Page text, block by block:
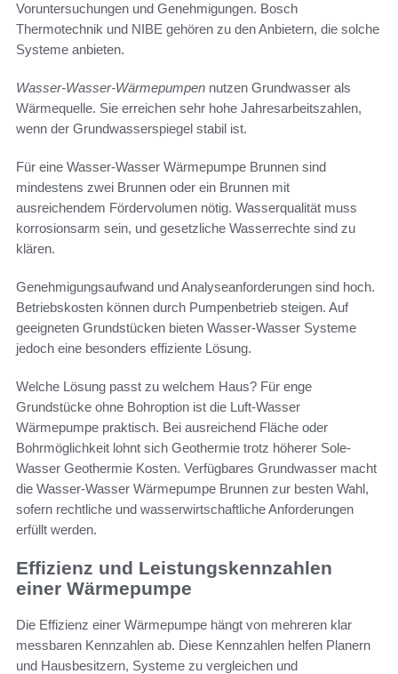
Voruntersuchungen und Genehmigungen. Bosch
Thermotechnik und NIBE gehören zu den Anbietern, die solche
Systeme anbieten.
Wasser-Wasser-Wärmepumpen nutzen Grundwasser als
Wärmequelle. Sie erreichen sehr hohe Jahresarbeitszahlen,
wenn der Grundwasserspiegel stabil ist.
Für eine Wasser-Wasser Wärmepumpe Brunnen sind
mindestens zwei Brunnen oder ein Brunnen mit
ausreichendem Fördervolumen nötig. Wasserqualität muss
korrosionsarm sein, und gesetzliche Wasserrechte sind zu
klären.
Genehmigungsaufwand und Analyseanforderungen sind hoch.
Betriebskosten können durch Pumpenbetrieb steigen. Auf
geeigneten Grundstücken bieten Wasser-Wasser Systeme
jedoch eine besonders effiziente Lösung.
Welche Lösung passt zu welchem Haus? Für enge
Grundstücke ohne Bohroption ist die Luft-Wasser
Wärmepumpe praktisch. Bei ausreichend Fläche oder
Bohrmöglichkeit lohnt sich Geothermie trotz höherer Sole-
Wasser Geothermie Kosten. Verfügbares Grundwasser macht
die Wasser-Wasser Wärmepumpe Brunnen zur besten Wahl,
sofern rechtliche und wasserwirtschaftliche Anforderungen
erfüllt werden.
Effizienz und Leistungskennzahlen
einer Wärmepumpe
Die Effizienz einer Wärmepumpe hängt von mehreren klar
messbaren Kennzahlen ab. Diese Kennzahlen helfen Planern
und Hausbesitzern, Systeme zu vergleichen und